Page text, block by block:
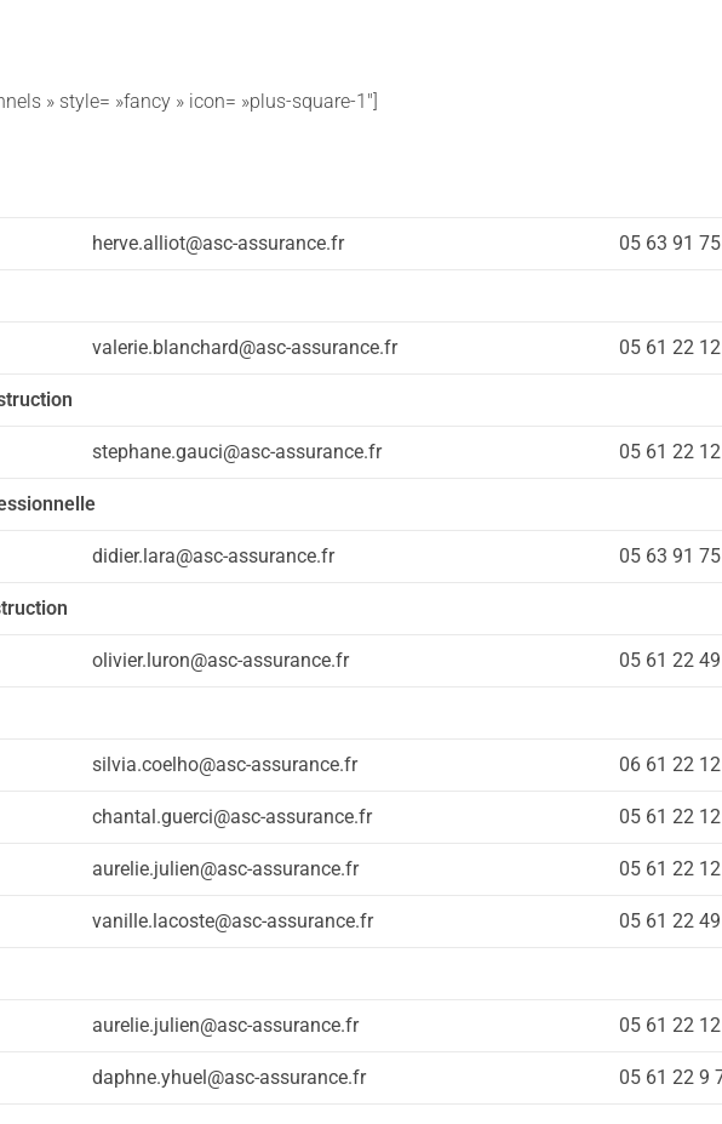
» style= »fancy » icon= »plus-square-1″]
herve.alliot@asc-assurance.fr 05 63 91
valerie.blanchard@asc-assurance.fr 05 61 22
stephane.gauci@asc-assurance.fr 05 61 22
didier.lara@asc-assurance.fr 05 63 91
olivier.luron@asc-assurance.fr 05 61 22
silvia.coelho@asc-assurance.fr 06 61 22
chantal.guerci@asc-assurance.fr 05 61 22 12
aurelie.julien@asc-assurance.fr 05 61 22
vanille.lacoste@asc-assurance.fr 05 61 22
aurelie.julien@asc-assurance.fr 05 61 22
daphne.yhuel@asc-assurance.fr 05 61 22 9